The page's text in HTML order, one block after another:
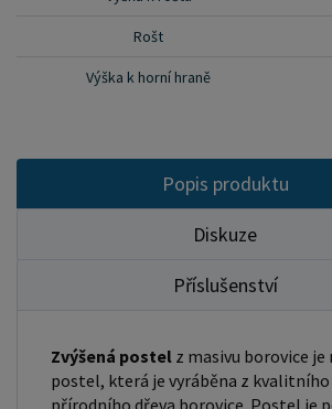
180x200 cm) se ještě vkládá tzv.
noha, která středem postele
velikost otvoru pro matraci, resp.
Na postele poskytujeme
Doporučujeme k tomuto produktu
polštáře, chrániče, toppery -
Rozměry postele: Rozměry postele
pro pohodlí a funkčnost ložnice.
Rošt
Výška k horní hraně
Popis produktu
Diskuze
Příslušenství
Zvýšená postel z masivu borovice
postel, která je vyráběna z kvalitního
přírodního dřeva borovice. Postel je